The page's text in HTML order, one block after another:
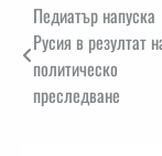
Навигация
Педиатър напуска
Русия в резултат
политическо
преследване